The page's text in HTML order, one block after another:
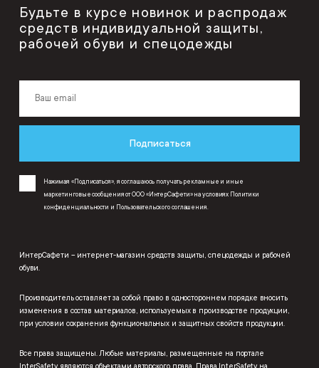
Будьте в курсе новинок и распродаж
средств индивидуальной защиты,
рабочей обуви и спецодежды
Подписаться
Нажимая «Подписаться», я соглашаюсь получать рекламные и иные
маркетинговые сообщения от ООО «ИнтерСафети» на условиях Политики
конфиденциальности и Пользовательского соглашения
ИнтерСафети – интернет-магазин средств защиты, спецодежды и рабочей
обуви.
Производитель оставляет за собой право в одностороннем порядке вносить
изменения в состав материалов, используемых в производстве продукции,
при условии сохранения функциональных и защитных свойств продукции.
Все права защищены. Любые материалы, размещенные на портале
InterSafety являются объектами авторского права. Права InterSafety на